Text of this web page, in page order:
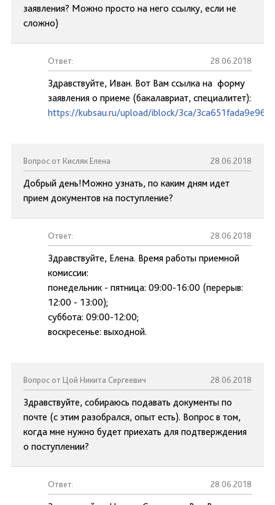
заявления? Можно просто на него ссылку, если не
сложно)
Ответ: 28.06.2018
Здравствуйте, Иван. Вот Вам ссылка на форму
заявления о приеме (бакалавриат, специалитет):
https://kubsau.ru/upload/iblock/3ca/
Вопрос от Кисляк Елена 28.06.2018
Добрый день!Можно узнать, по каким дням идет
прием документов на поступление?
Ответ: 28.06.2018
Здравствуйте, Елена. Время работы приемной
комиссии:
понедельник - пятница: 09:00-16:00 (перерыв:
12:00 - 13:00);
суббота: 09:00-12:00;
воскресенье: выходной.
Вопрос от Цой Никита Сергеевич 28.06.2018
Здравствуйте, собираюсь подавать документы по
почте (с этим разобрался, опыт есть). Вопрос в том,
когда мне нужно будет приехать для подтверждения
о поступлении?
Ответ: 28.06.2018